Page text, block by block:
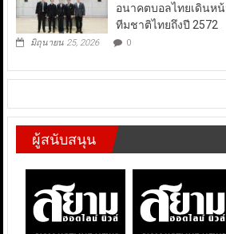
อนาคตบอลไทยเดินห
ทีมชาติไทยถึงปี 2572
มิถุนายน 25, 2026 0
ผู้สนับสนุน